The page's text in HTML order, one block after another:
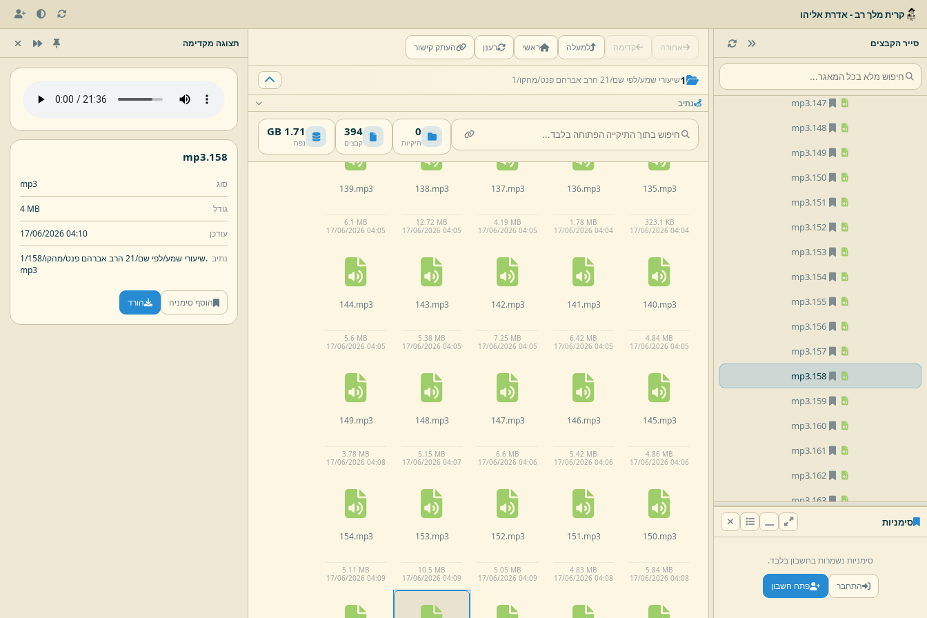
קרית מלך רב - אדרת אליהו
סייר הקבצים
144.
mp3
146.
147.
mp3
148.
mp3
149.
mp3
150.
mp3
151.
mp3
152.
mp3
153.
mp3
154.
mp3
155.
mp3
156.
mp3
157.
mp3
158.
mp3
159.
mp3
160.
mp3
161.
mp3
162.
mp3
163.
mp3
mp3
166.
mp3
167.
mp3
סימניות
סימניות נשמרות בחשבון בלבד.
התחבר פתח חשבון
אחורה קדימה למעלה ראשי רענן העתק קישור
1שיעורי שמע/לפי שם/21 הרב אברהם פנט/ מהקו/1
נתיב
0
תיקיות
394
קבצים
1.71 GB
נפח
17/06/2026 04:03
17/06/2026 04:03
17/06/2026 04:04
17/06/2026 04:04
17/06/2026 04:04
135.mp3
323.1 KB
17/06/2026 04:04
136.mp3
1.78 MB
17/06/2026 04:04
137.mp3
4.19 MB
17/06/2026 04:05
138.mp3
12.72 MB
17/06/2026 04:05
139.mp3
6.1 MB
17/06/2026 04:05
140.mp3
4.84 MB
17/06/2026 04:05
141.mp3
6.42 MB
17/06/2026 04:05
142.mp3
7.25 MB
17/06/2026 04:05
143.mp3
5.38 MB
17/06/2026 04:05
144.mp3
5.6 MB
17/06/2026 04:05
145.mp3
4.86 MB
17/06/2026 04:06
146.mp3
5.42 MB
17/06/2026 04:06
147.mp3
6.6 MB
17/06/2026 04:06
148.mp3
5.15 MB
17/06/2026 04:07
149.mp3
3.78 MB
17/06/2026 04:08
150.mp3
5.84 MB
17/06/2026 04:08
151.mp3
4.83 MB
17/06/2026 04:08
152.mp3
5.05 MB
17/06/2026 04:09
153.mp3
10.5 MB
17/06/2026 04:09
154.mp3
5.11 MB
17/06/2026 04:09
תצוגה מקדימה
158.
mp3
סוג mp3
גודל 4 MB
עודכן 17/06/2026 04:10
נתיב שיעורי שמע/לפי שם/21 הרב אברהם פנט/ מהקו/ 1/
158.
mp3
הוסף סימניה הורד